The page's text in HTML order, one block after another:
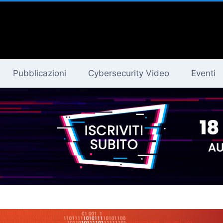
Pubblicazioni Cybersecurity Video Eventi